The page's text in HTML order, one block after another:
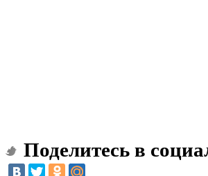
Поделитесь в